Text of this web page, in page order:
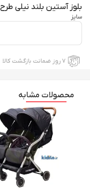
بلوز آستین بلند نیلی
سایز
۷ روز ضمانت بازگشت کالا
محصولات مشابه